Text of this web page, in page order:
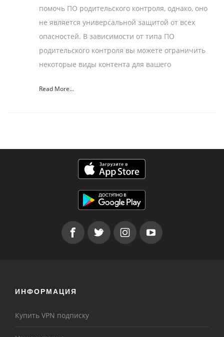
помочь ПО родительского контроля, однако, оно
не является универсальной защитой от всех
опасностей. В зависимости от типа ПО
родительского контроля вы можете ограничить
некоторые виды контента для вашего
Read More...
ИНФОРМАЦИЯ
Купить VPN подписку